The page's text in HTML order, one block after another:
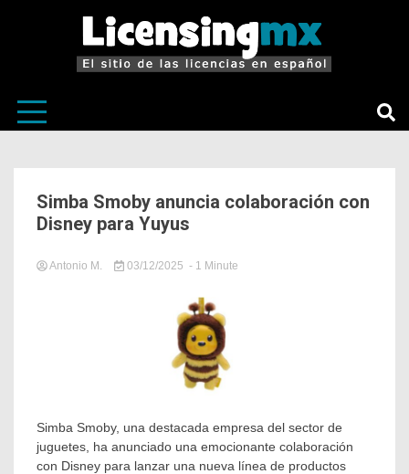
Simba Smoby anuncia colaboración con
Disney para Yuyus
Antonio M.
03/12/2025
Noticias
Relevantes
- 1 Minute
Simba Smoby, una destacada empresa del sector de
juguetes, ha anunciado una emocionante colaboración
con Disney para lanzar una nueva línea de productos